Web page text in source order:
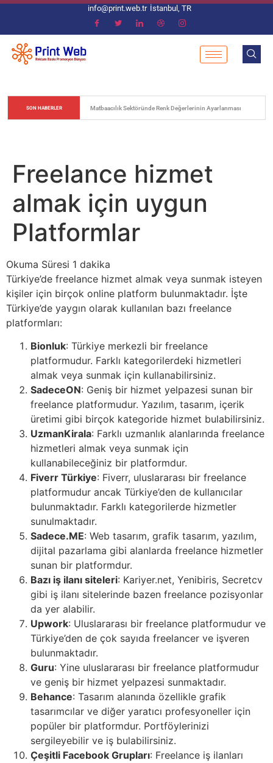
info@print.web.tr İstanbul, TR
SON HABERLER Matbaacılık Sektöründe Renk Değerlerinin Ayarlanması
Freelance hizmet
almak için uygun
Platformlar
Türkiye’de freelance hizmet almak veya sunmak isteyen
kişiler için birçok online platform bulunmaktadır. İşte
Türkiye’de yaygın olarak kullanılan bazı freelance
platformları:
Bionluk: Türkiye merkezli bir freelance
platformudur. Farklı kategorilerdeki hizmetleri
almak veya sunmak için kullanabilirsiniz.
SadeceON: Geniş bir hizmet yelpazesi sunan bir
freelance platformudur. Yazılım, tasarım, içerik
üretimi gibi birçok kategoride hizmet bulabilirsiniz.
UzmanKirala: Farklı uzmanlık alanlarında freelance
hizmetleri almak veya sunmak için
kullanabileceğiniz bir platformdur.
Fiverr Türkiye: Fiverr, uluslararası bir freelance
platformudur ancak Türkiye’den de kullanıcılar
bulunmaktadır. Farklı kategorilerde hizmetler
sunulmaktadır.
Sadece.ME: Web tasarım, grafik tasarım, yazılım,
dijital pazarlama gibi alanlarda freelance hizmetler
sunan bir platformdur.
Bazı iş ilanı siteleri: Kariyer.net, Yenibiris, Secretcv
gibi iş ilanı sitelerinde bazen freelance pozisyonlar
da yer alabilir.
Upwork: Uluslararası bir freelance platformudur ve
Türkiye’den de çok sayıda freelancer ve işveren
bulunmaktadır.
Guru: Yine uluslararası bir freelance platformudur
ve geniş bir hizmet yelpazesi sunmaktadır.
Behance: Tasarım alanında özellikle grafik
tasarımcılar ve diğer yaratıcı profesyoneller için
popüler bir platformdur. Portföylerinizi
sergileyebilir ve iş bulabilirsiniz.
Çeşitli Facebook Grupları: Freelance iş ilanları